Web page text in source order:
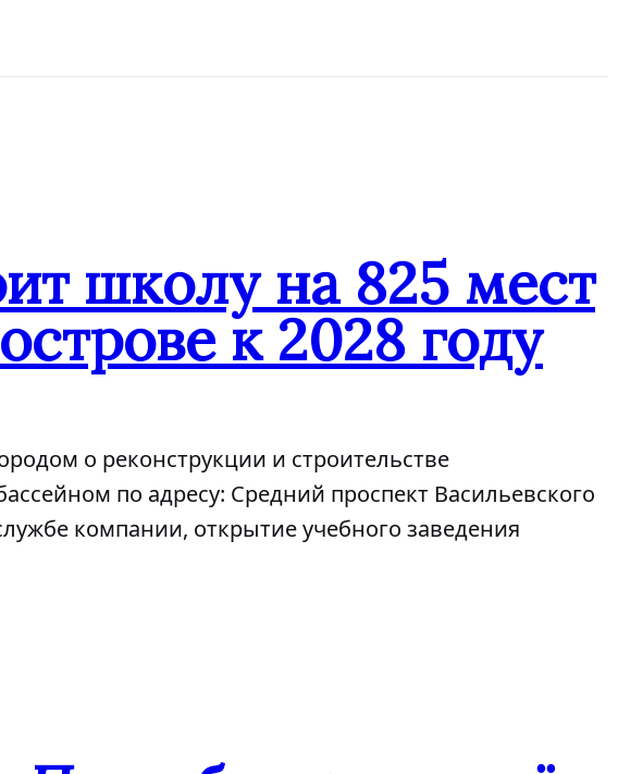
школу на 825 мест
к 2028 году
о реконструкции и строительстве
по адресу: Средний проспект Васильевского
компании, открытие учебного заведения